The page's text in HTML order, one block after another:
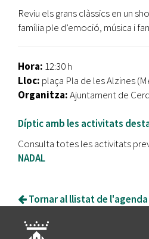
Reviu els grans clàssics en un
família ple d’emoció, música i
Hora: 12:30 h
Lloc: plaça Pla de les Alzines
Organitza:Ajuntament de
Díptic amb les activitats
Consulta totes les activitats
NADAL
Tornar al llistat de